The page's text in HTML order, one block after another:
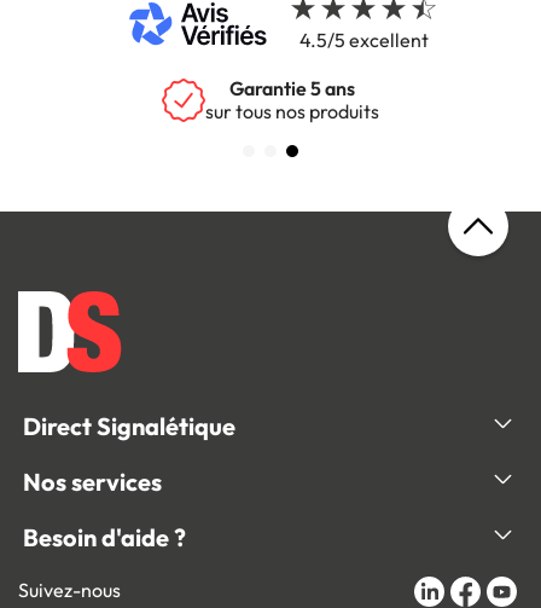
4.5/5 excellent
Garantie 5 ans
sur tous nos produits
Direct Signalétique
Nos services
Besoin d'aide ?
Suivez-nous